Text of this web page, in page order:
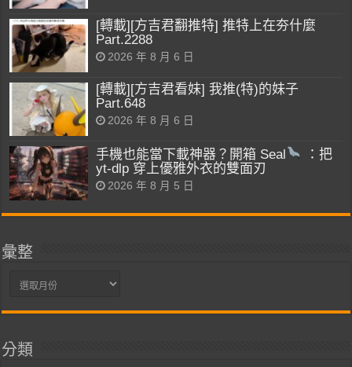
[轉載][方吉君翻推特] 推特上在夯什麼
Part.2288
2026 年 8 月 6 日
[轉載][方吉君看妹] 我推(特)的妹子
Part.648
2026 年 8 月 6 日
手機也能當下載神器？開箱 Seal
：把
yt-dlp 穿上優雅外衣的雙面刃
2026 年 8 月 5 日
彙整
彙
分類